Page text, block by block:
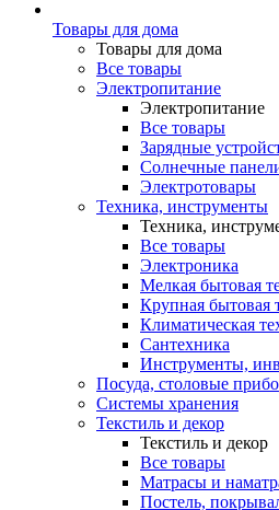
Товары для дома
Товары для дома
Все товары
Электропитание
Электропитание
Все товары
Зарядные
Солнечные
Электротовары
Техника, инструменты
Техника,
Все товары
Электроника
Мелкая бытовая
Крупная бытовая
Климатическая
Сантехника
Инструменты,
Посуда, столовые
Системы хранения
Текстиль и декор
Текстиль и декор
Все товары
Матрасы и
Постель,